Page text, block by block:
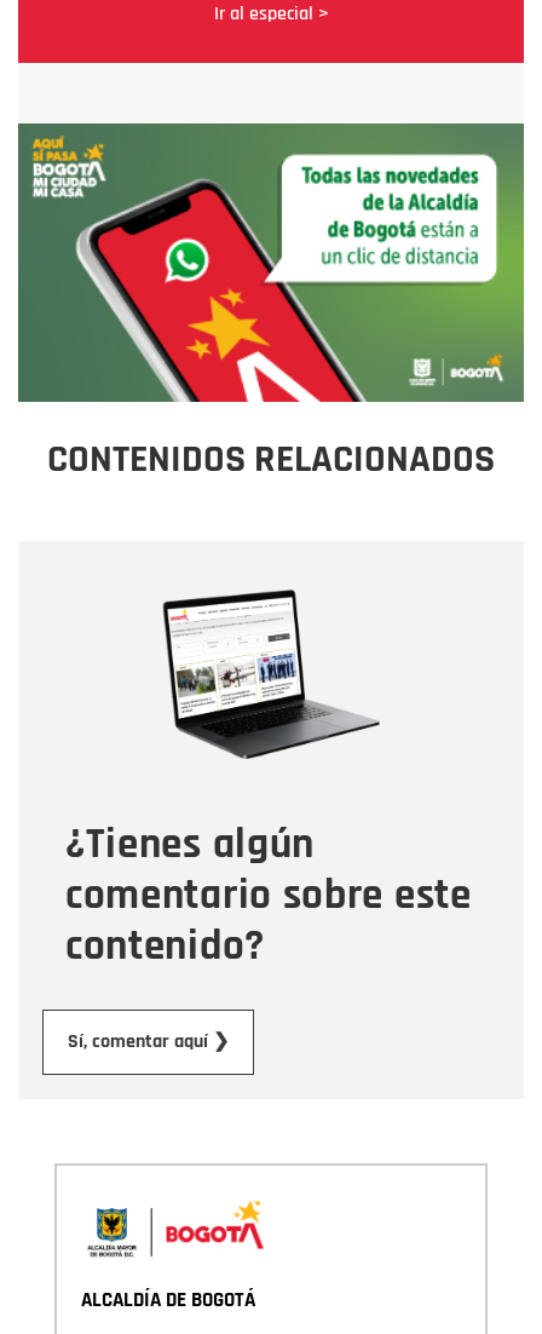
Ir al especial >
CONTENIDOS RELACIONADOS
¿Tienes algún
comentario sobre este
contenido?
Sí, comentar aquí ❯
Correo electrónico
Tipo de comentario
Mensaje
ALCALDÍA DE BOGOTÁ